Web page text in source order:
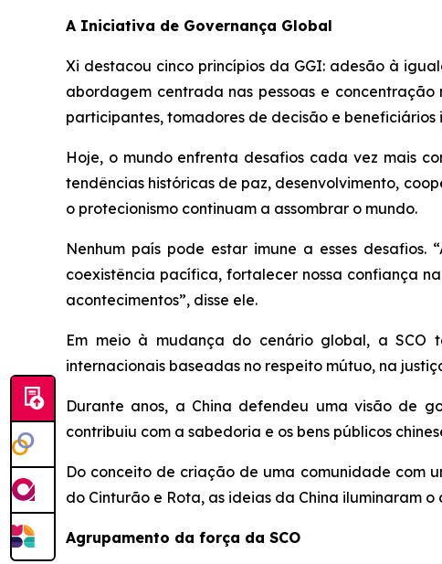
A Iniciativa de Governança Global
Xi destacou cinco princípios da GGI: adesão à
abordagem centrada nas pessoas e
participantes, tomadores de decisão e
Hoje, o mundo enfrenta desafios cada vez mais
tendências históricas de paz, desenvolvimento,
o protecionismo continuam a assombrar o mundo.
Nenhum país pode estar imune a esses desafios.
coexistência pacífica, fortalecer nossa confiança
acontecimentos”, disse ele.
Em meio à mudança do cenário global, a SCO
internacionais baseadas no respeito mútuo, na
Durante anos, a China defendeu uma visão de
contribuiu com a sabedoria e os bens públicos
Do conceito de criação de uma comunidade com
do Cinturão e Rota, as ideias da China iluminaram
Agrupamento da força da SCO